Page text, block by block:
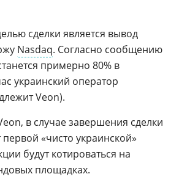
сделки является вывод
Nasdaq. Согласно сообщению
примерно 80% в
украинский оператор
Veon).
в случае завершения сделки
первой «чисто украинской»
будут котироваться на
площадках.